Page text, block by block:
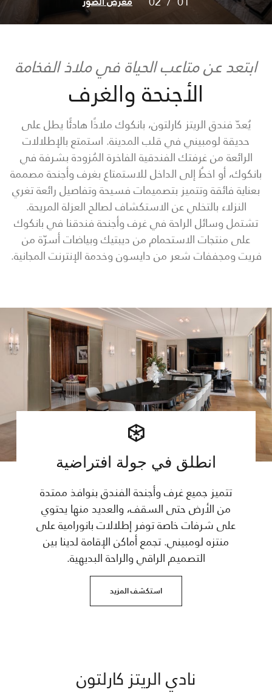
ابتعد عن متاعب الحياة في ملاذ الفخامة
الأجنحة والغرف
يُعدّ فندق الريتز كارلتون، بانكوك ملاذًا هادئًا يطل على
حديقة لومبيني في قلب المدينة. استمتع بالإطلالات
الرائعة من غرفتك الفندقية الفاخرة المُزودة بشرفة في
بانكوك، أو اخطُ إلى الداخل للاستمتاع بغرف وأجنحة مصممة
بعناية فائقة وتتميز بتصميمات فسيحة وتفاصيل رائعة تغري
النزلاء بالتخلي عن الاستكشاف لصالح العزلة المريحة.
تشتمل وسائل الراحة في غرف وأجنحة فندقنا في بانكوك
على منتجات الاستحمام من ديبتيك وبياضات أسرّة من
فريت ومجففات شعر من دايسون وخدمة الإنترنت المجانية.
انطلق في جولة افتراضية
تتميز جميع غرف وأجنحة الفندق بنوافذ ممتدة
من الأرض حتى السقف، والعديد منها يحتوي
على شرفات خاصة توفر إطلالات بانورامية على
منتزه لومبيني. تجمع أماكن الإقامة لدينا بين
التصميم الراقي والراحة البديهية.
استكشف المزيد
نادي الريتز كارلتون